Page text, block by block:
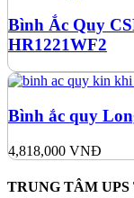
Bình Ắc Quy
HR1221WF2
Bình ắc quy
4,818,000 VNĐ
TRUNG TÂM